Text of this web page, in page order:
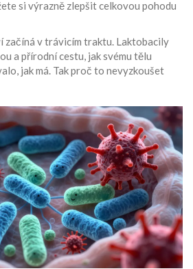
si výrazně zlepšit celkovou pohodu
začíná v trávicím traktu. Laktobacily
a přírodní cestu, jak svému tělu
jak má. Tak proč to nevyzkoušet